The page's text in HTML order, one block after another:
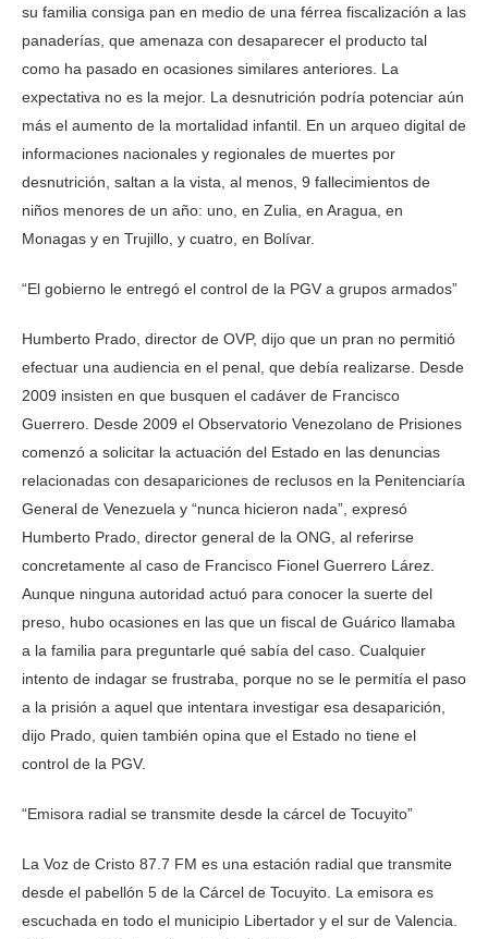
su familia consiga pan en medio de una férrea fiscalización a las
panaderías, que amenaza con desaparecer el producto tal
como ha pasado en ocasiones similares anteriores. La
expectativa no es la mejor. La desnutrición podría potenciar aún
más el aumento de la mortalidad infantil. En un arqueo digital de
informaciones nacionales y regionales de muertes por
desnutrición, saltan a la vista, al menos, 9 fallecimientos de
niños menores de un año: uno, en Zulia, en Aragua, en
Monagas y en Trujillo, y cuatro, en Bolívar.
“El gobierno le entregó el control de la PGV a grupos armados”
Humberto Prado, director de OVP, dijo que un pran no permitió
efectuar una audiencia en el penal, que debía realizarse. Desde
2009 insisten en que busquen el cadáver de Francisco
Guerrero. Desde 2009 el Observatorio Venezolano de Prisiones
comenzó a solicitar la actuación del Estado en las denuncias
relacionadas con desapariciones de reclusos en la Penitenciaría
General de Venezuela y “nunca hicieron nada”, expresó
Humberto Prado, director general de la ONG, al referirse
concretamente al caso de Francisco Fionel Guerrero Lárez.
Aunque ninguna autoridad actuó para conocer la suerte del
preso, hubo ocasiones en las que un fiscal de Guárico llamaba
a la familia para preguntarle qué sabía del caso. Cualquier
intento de indagar se frustraba, porque no se le permitía el paso
a la prisión a aquel que intentara investigar esa desaparición,
dijo Prado, quien también opina que el Estado no tiene el
control de la PGV.
“Emisora radial se transmite desde la cárcel de Tocuyito”
La Voz de Cristo 87.7 FM es una estación radial que transmite
desde el pabellón 5 de la Cárcel de Tocuyito. La emisora es
escuchada en todo el municipio Libertador y el sur de Valencia.